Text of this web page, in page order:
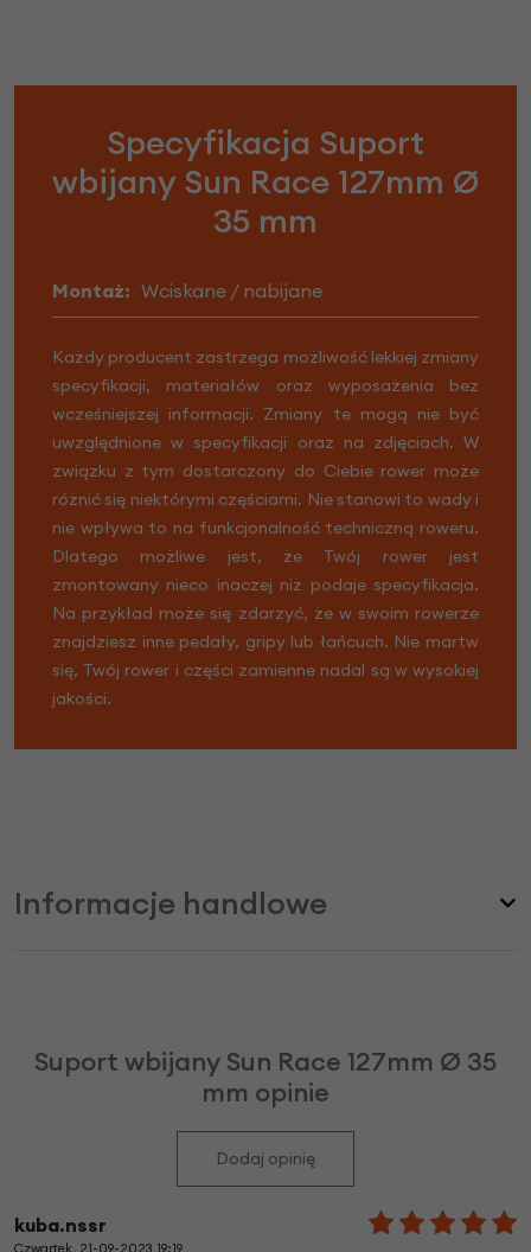
Specyfikacja Suport
wbijany Sun Race 127mm Ø
35 mm
Montaż: Wciskane / nabijane
Każdy producent zastrzega możliwość lekkiej zmiany
specyfikacji, materiałów oraz wyposażenia bez
wcześniejszej informacji. Zmiany te mogą nie być
uwzględnione w specyfikacji oraz na zdjęciach. W
związku z tym dostarczony do Ciebie rower może
różnić się niektórymi częściami. Nie stanowi to wady i
nie wpływa to na funkcjonalność techniczną roweru.
Dlatego możliwe jest, że Twój rower jest
zmontowany nieco inaczej niż podaje specyfikacja.
Na przykład może się zdarzyć, że w swoim rowerze
znajdziesz inne pedały, gripy lub łańcuch. Nie martw
się, Twój rower i części zamienne nadal są w wysokiej
jakości.
Informacje handlowe
Suport wbijany Sun Race 127mm Ø 35
mm opinie
Dodaj opinię
kuba.nssr
Czwartek, 21-09-2023 19:19